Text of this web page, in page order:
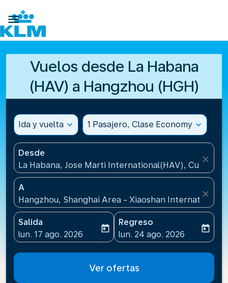

Vuelos desde La Habana
(HAV) a Hangzhou (HGH)
Ida y vuelta expand_more 1 Pasajero, Clase Economy expand_more
Desde
La Habana, Jose Marti International(HAV), Cuba
close
A
Hangzhou, Shanghai Area - Xiaoshan International
close
Salida
fc-booking-departure-date-aria-label
lun. 17 ago. 2026
today
Regreso
fc-booking-return-date-
lun. 24 ago. 2026
today
Ver ofertas